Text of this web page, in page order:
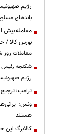
باندهای
بورس کالا /
معاملات روز
شکنجه رئیس
رژیم
ترامپ: ترجیح
ونس:
هستند
کالابرگ این